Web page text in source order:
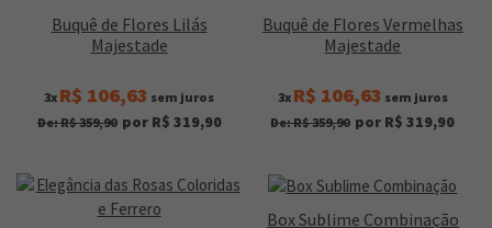
Buquê de Flores Lilás
Majestade
3x R$ 106,63 sem juros
De: R$ 359,90 por R$ 319,90
Buquê de Flores Vermelhas
Majestade
3x R$ 106,63 sem juros
De: R$ 359,90 por R$ 319,90
Box Sublime Combinação